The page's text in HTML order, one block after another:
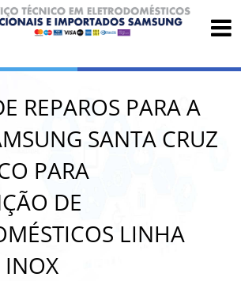
REPAROS PARA A
SANTA CRUZ
PARA
DE
LINHA
INOX